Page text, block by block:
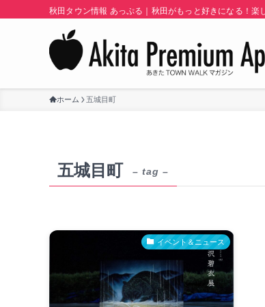
秋田タウン情報 あっぷる｜秋田がもっと好きになる！楽
ホーム 五城目町
五城目町 – tag –
イベント＆ニュース